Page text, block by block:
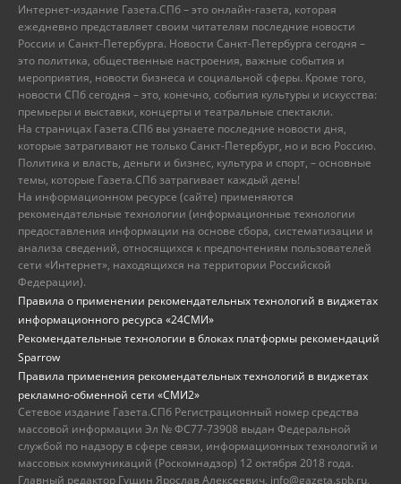
Интернет-издание Газета.СПб – это онлайн-газета, которая
ежедневно представляет своим читателям последние новости
России и Санкт-Петербурга. Новости Санкт-Петербурга сегодня –
это политика, общественные настроения, важные события и
мероприятия, новости бизнеса и социальной сферы. Кроме того,
новости СПб сегодня – это, конечно, события культуры и искусства:
премьеры и выставки, концерты и театральные спектакли.
На страницах Газета.СПб вы узнаете последние новости дня,
которые затрагивают не только Санкт-Петербург, но и всю Россию.
Политика и власть, деньги и бизнес, культура и спорт, – основные
темы, которые Газета.СПб затрагивает каждый день!
На информационном ресурсе (сайте) применяются
рекомендательные технологии (информационные технологии
предоставления информации на основе сбора, систематизации и
анализа сведений, относящихся к предпочтениям пользователей
сети «Интернет», находящихся на территории Российской
Федерации).
Правила о применении рекомендательных технологий в виджетах
информационного ресурса «24СМИ»
Рекомендательные технологии в блоках платформы рекомендаций
Sparrow
Правила применения рекомендательных технологий в виджетах
рекламно-обменной сети «СМИ2»
Сетевое издание Газета.СПб Регистрационный номер средства
массовой информации Эл № ФС77-73908 выдан Федеральной
службой по надзору в сфере связи, информационных технологий и
массовых коммуникаций (Роскомнадзор) 12 октября 2018 года.
Главный редактор Гущин Ярослав Алексеевич, info@gazeta.spb.ru,